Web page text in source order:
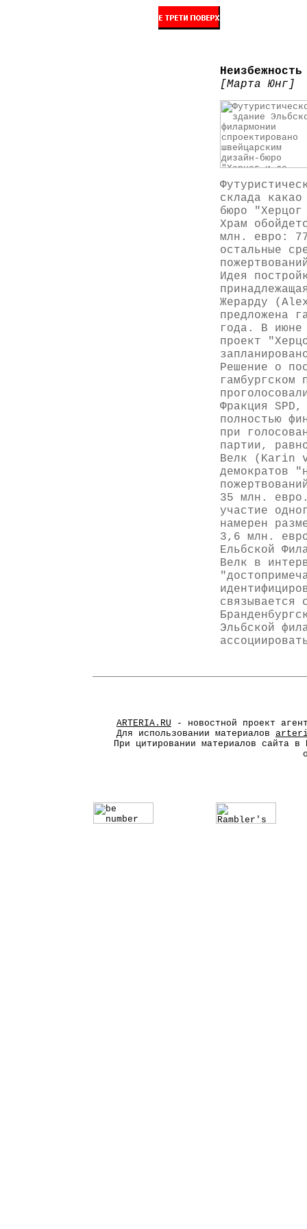
[Марта Юнг]
склада
бюро
Храм
млн. евро:
остальные
Идея
Жерарду
предложена
года. В июне
проект
Решение о
гамбургском
Фракция
полностью
при
партии,
Велк (Karin
демократов
35 млн.
участие
намерен
3,6 млн.
Ельбской
Велк в
Эльбской
ARTERIA.RU - новостной проект
Для использовании материалов
При цитировании материалов сайта